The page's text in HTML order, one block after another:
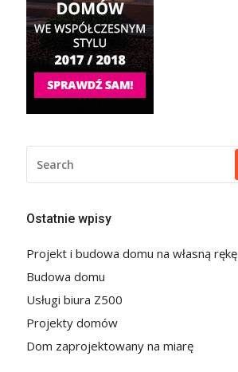
FOR:
Ostatnie wpisy
Projekt i budowa domu na własną rękę
Budowa domu
Usługi biura Z500
Projekty domów
Dom zaprojektowany na miarę